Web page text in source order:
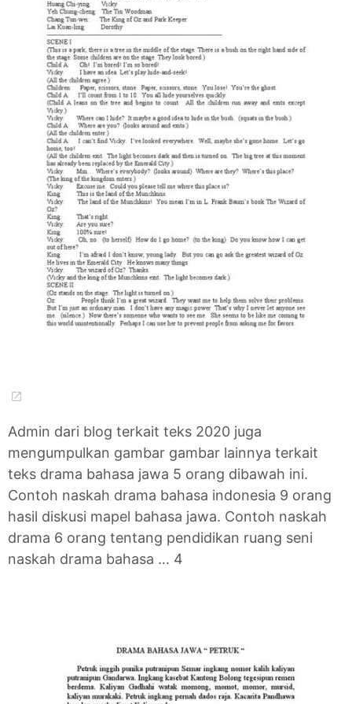
Admin dari blog terkait teks 2020 juga
mengumpulkan gambar gambar lainnya terkait
teks drama bahasa jawa 5 orang dibawah ini.
Contoh naskah drama bahasa indonesia 9 orang
hasil diskusi mapel bahasa jawa. Contoh naskah
drama 6 orang tentang pendidikan ruang seni
naskah drama bahasa … 4